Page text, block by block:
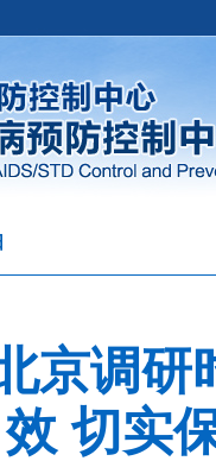
京调研
效 切实